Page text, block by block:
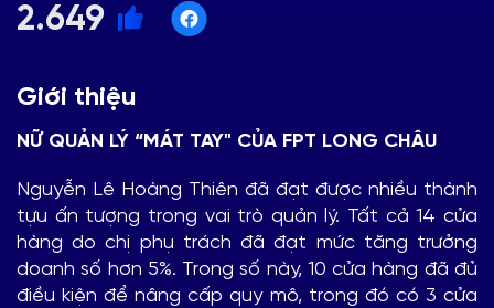
2.649
Giới thiệu
NỮ QUẢN LÝ “MÁT TAY" CỦA FPT LONG CHÂU
Nguyễn Lê Hoàng Thiên đã đạt được nhiều thành
tựu ấn tượng trong vai trò quản lý. Tất cả 14 cửa
hàng do chị phụ trách đã đạt mức tăng trưởng
doanh số hơn 5%. Trong số này, 10 cửa hàng đã đủ
điều kiện để nâng cấp quy mô, trong đó có 3 cửa